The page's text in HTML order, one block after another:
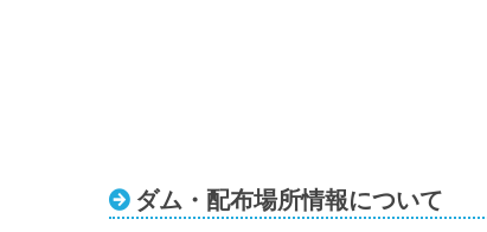
ダム・配布場所情報について